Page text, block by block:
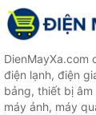
điện lạnh, điện
bảng, thiết bị
máy ảnh, máy